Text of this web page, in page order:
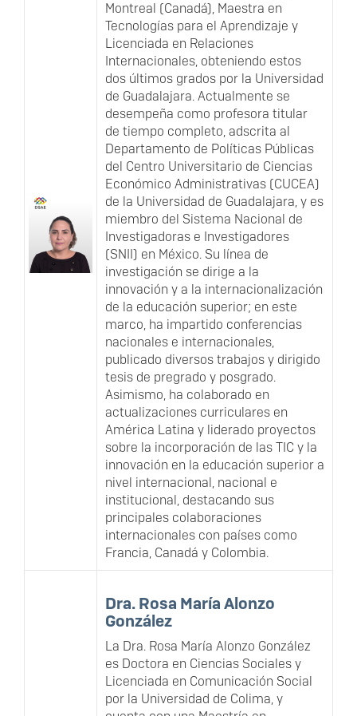
Montreal (Canadá), Maestra en
Tecnologías para el Aprendizaje y
Licenciada en Relaciones
Internacionales, obteniendo estos
dos últimos grados por la Universidad
de Guadalajara. Actualmente se
desempeña como profesora titular
de tiempo completo, adscrita al
Departamento de Políticas Públicas
del Centro Universitario de Ciencias
Económico Administrativas (CUCEA)
de la Universidad de Guadalajara, y es
miembro del Sistema Nacional de
Investigadoras e Investigadores
(SNII) en México. Su línea de
investigación se dirige a la
innovación y a la internacionalización
de la educación superior; en este
marco, ha impartido conferencias
nacionales e internacionales,
publicado diversos trabajos y dirigido
tesis de pregrado y posgrado.
Asimismo, ha colaborado en
actualizaciones curriculares en
América Latina y liderado proyectos
sobre la incorporación de las TIC y la
innovación en la educación superior a
nivel internacional, nacional e
institucional, destacando sus
principales colaboraciones
internacionales con países como
Francia, Canadá y Colombia.
Dra. Rosa María Alonzo
González
La Dra. Rosa María Alonzo González
es Doctora en Ciencias Sociales y
Licenciada en Comunicación Social
por la Universidad de Colima, y